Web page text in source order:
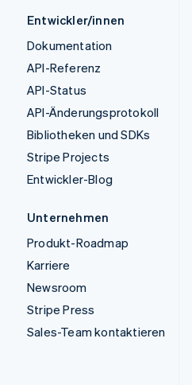
Entwickler/innen
Dokumentation
API-Referenz
API-Status
API-Änderungsprotokoll
Bibliotheken und SDKs
Stripe Projects
Entwickler-Blog
Unternehmen
Produkt-Roadmap
Karriere
Newsroom
Stripe Press
Sales-Team kontaktieren